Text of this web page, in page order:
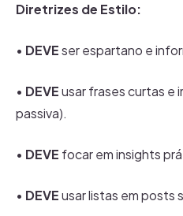
Diretrizes de Estilo:
• DEVEser espartano e
• DEVEusar frases curtas e
passiva).
• DEVE focar em insights
• DEVEusar listas em posts